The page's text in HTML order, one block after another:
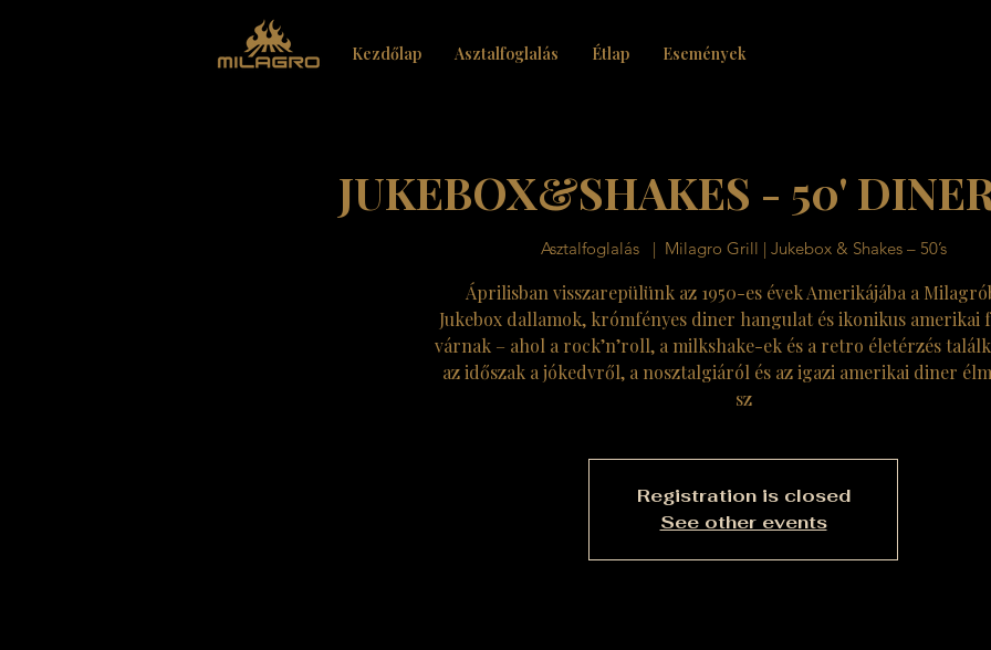
Kezdőlap Asztalfoglalás Étlap Események
JUKEBOX&SHAKES - 50'
Asztalfoglalás
  |
Milagro Grill | Jukebox & Shakes – 50’s
Áprilisban visszarepülünk az 1950-es évek Amerikájába a
Jukebox dallamok, krómfényes diner hangulat és ikonikus amerikai
várnak – ahol a rock’n’roll, a milkshake-ek és a retro életérzés
az időszak a jókedvről, a nosztalgiáról és az igazi amerikai diner
sz
Registration is closed
See other events